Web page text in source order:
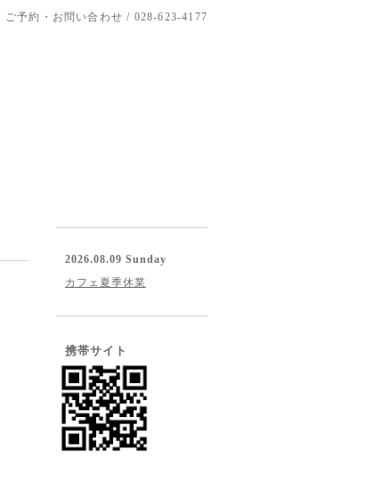
ご予約・お問い合わせ / 028-623-4177
2026.08.09 Sunday
カフェ夏季休業
携帯サイト